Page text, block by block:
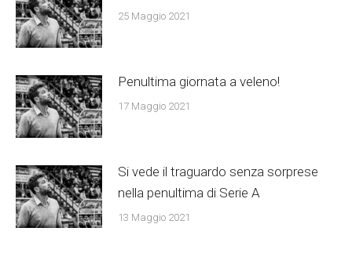
25 Maggio 2021
Penultima giornata a veleno!
17 Maggio 2021
Si vede il traguardo senza sorprese
nella penultima di Serie A
13 Maggio 2021